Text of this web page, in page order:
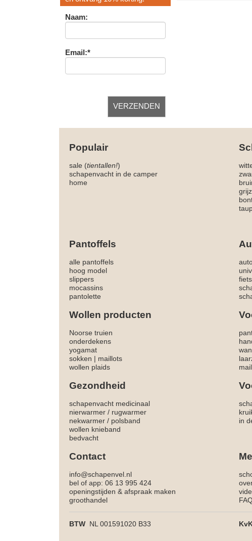
Naam:
Email:*
Populair
sale (tientallen!)
schapenvacht in de camper
home
Pantoffels
alle pantoffels
hoog model
slippers
mocassins
pantolette
Wollen producten
Noorse truien
onderdekens
yogamat
sokken | maillots
wollen plaids
Gezondheid
schapenvacht medicinaal
nierwarmer / rugwarmer
nekwarmer / polsband in
wollen knieband
bedvacht
Contact
info@schapenvel.nl
bel of app: 06 13 995 424
openingstijden & afspraak maken
groothandel
BTW NL 001591020 B33